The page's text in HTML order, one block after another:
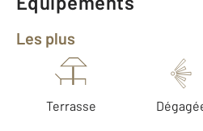
Les plus
Terrasse